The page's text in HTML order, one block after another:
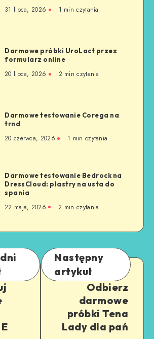
31 lipca, 2026 1 min czytania
Darmowe próbki UroLact przez
formularz online
20 lipca, 2026 2 min czytania
Darmowe testowanie Corega na
trnd
20 czerwca, 2026 1 min czytania
Darmowe testowanie Bedrock na
DressCloud: plastry na usta do
spania
22 maja, 2026 2 min czytania
Następny
artykuł
Odbierz
darmowe
próbki Tena
Lady dla pań